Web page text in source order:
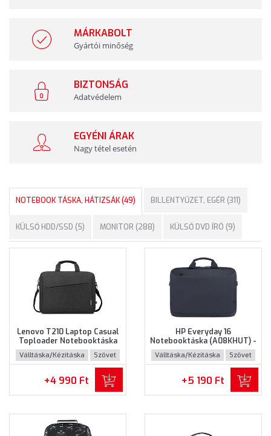
MÁRKABOLT
Gyártói minőség
BIZTONSÁG
Adatvédelem
EGYÉNI ÁRAK
Nagy tétel esetén
NOTEBOOK TÁSKA, HÁTIZSÁK (49) BILLENTYŰZET, EGÉR (311)
KÜLSŐ HDD/SSD (5) MONITOR (288) KÜLSŐ DVD ÍRÓ (9)
Lenovo T210 Laptop Casual
Toploader Notebooktáska
(GX41L83769) - Maximum
15.6" méretű notebookokhoz
- Fekete színben
Válltáska/Kézitáska Szövet
+4 990 Ft
HP Everyday 16
Notebooktáska (A08KHUT) -
Maximum 16" méretű
notebookokhoz - Szürke
színben
Válltáska/Kézitáska Szövet
+5 190 Ft